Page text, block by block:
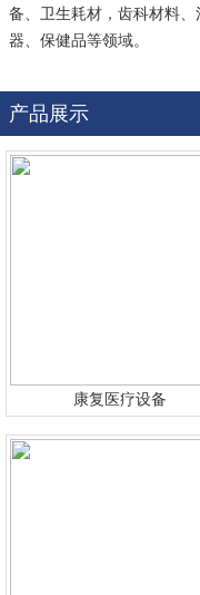
备、卫生耗材，齿科材料
器、保健品等领域。
产品展示
康复医疗设备